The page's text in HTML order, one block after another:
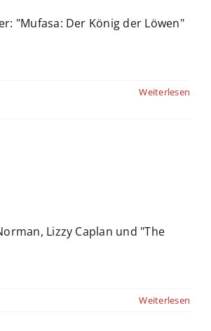
"Mufasa: Der König der Löwen"
Weiterlesen
Lizzy Caplan und "The
Weiterlesen